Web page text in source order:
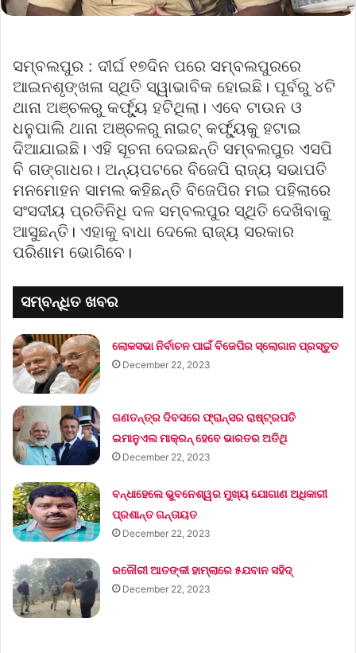
ସମ୍ବଲପୁର : ଦୀର୍ଘ ୧୭ଦିନ ପରେ ସମ୍ବଲପୁରରେ
ଆଇନଶୃଙ୍ଖଳା ସ୍ଥିତି ସ୍ୱାଭାବିକ ହୋଇଛି। ପୂର୍ବରୁ ୪ଟି
ଥାନା ଅଞ୍ଚଳରୁ କର୍ଫ୍ୟୁ ହଟିଥିଲା। ଏବେ ଟାଉନ ଓ
ଧନୁପାଲି ଥାନା ଅଞ୍ଚଳରୁ ନାଇଟ୍ କର୍ଫ୍ୟୁକୁ ହଟାଇ
ଦିଆଯାଇଛି। ଏହି ସୂଚନା ଦେଇଛନ୍ତି ସମ୍ବଲପୁର ଏସପି
ବି ଗଙ୍ଗାଧର। ଅନ୍ୟପଟରେ ବିଜେପି ରାଜ୍ୟ ସଭାପତି
ମନମୋହନ ସାମଲ କହିଛନ୍ତି ବିଜେପିର ମଇ ପହିଲାରେ
ସଂସଦୀୟ ପ୍ରତିନିଧି ଦଳ ସମ୍ବଲପୁର ସ୍ଥିତି ଦେଖିବାକୁ
ଆସୁଛନ୍ତି। ଏହାକୁ ବାଧା ଦେଲେ ରାଜ୍ୟ ସରକାର
ପରିଣାମ ଭୋଗିବେ।
ସମ୍ବନ୍ଧିତ ଖବର
ଲୋକସଭା ନିର୍ବାଚନ ପାଇଁ ବିଜେପିର ସ୍ଲୋଗାନ ପ୍ରସ୍ତୁତ
December 22, 2023
ଗଣତନ୍ତ୍ର ଦିବସରେ ଫ୍ରାନ୍ସର ରାଷ୍ଟ୍ରପତି
ଇମାନୁଏଲ ମାକ୍ରନ୍‌ ହେବେ ଭାରତର ଅତିଥି
December 22, 2023
ବନ୍ଧାହେଲେ ଭୁବନେଶ୍ୱର ମୁଖ୍ୟ ଯୋଗାଣ ଅଧିକାରୀ
ପ୍ରଶାନ୍ତ ଗନ୍ତାୟତ
December 22, 2023
ରଜୌରୀ ଆତଙ୍କୀ ହାମ୍‌ଲାରେ ୫ଯବାନ ସହିଦ୍
December 22, 2023